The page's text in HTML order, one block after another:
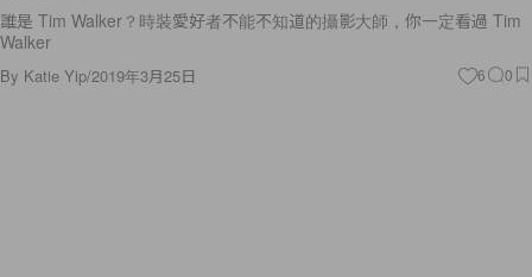
誰是 Tim Walker？時裝愛好者不能不知道的攝影大師，你一定看過 Tim
Walker
By Katie Yip/2019年3月25日 6 0